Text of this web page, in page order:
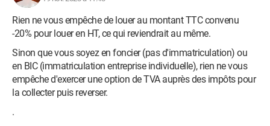
Rien ne vous empêche de louer au montant TTC convenu
-20% pour louer en HT, ce qui reviendrait au même.
Sinon que vous soyez en foncier (pas d'immatriculation) ou
en BIC (immatriculation entreprise individuelle), rien ne vous
empêche d'exercer une option de TVA auprès des impôts pour
la collecter puis reverser.
.